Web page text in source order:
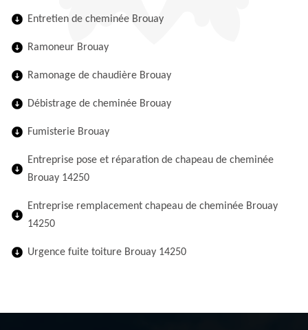
Entretien de cheminée Brouay
Ramoneur Brouay
Ramonage de chaudière Brouay
Débistrage de cheminée Brouay
Fumisterie Brouay
Entreprise pose et réparation de chapeau de cheminée
Brouay 14250
Entreprise remplacement chapeau de cheminée Brouay
14250
Urgence fuite toiture Brouay 14250